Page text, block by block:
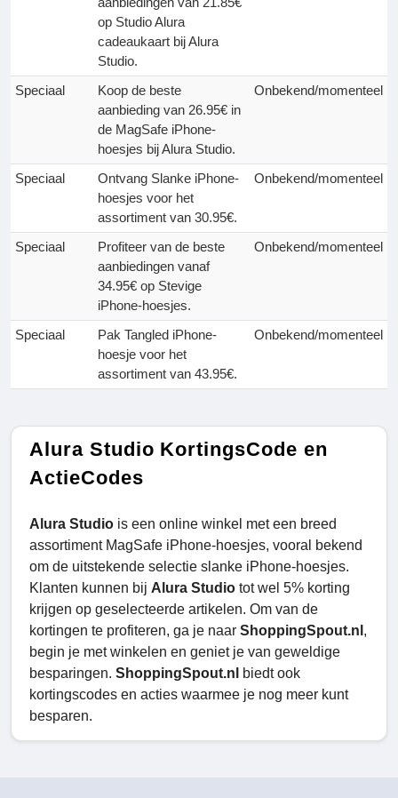
op Studio Alura
cadeaukaart bij Alura
Studio.
Speciaal
Koop de beste
aanbieding van 26.95€ in
de MagSafe iPhone-
hoesjes bij Alura Studio.
Onbekend/momenteel
Speciaal
Ontvang Slanke iPhone-
hoesjes voor het
assortiment van 30.95€.
Onbekend/momenteel
Speciaal
Profiteer van de beste
aanbiedingen vanaf
34.95€ op Stevige
iPhone-hoesjes.
Onbekend/momenteel
Speciaal
Pak Tangled iPhone-
hoesje voor het
assortiment van 43.95€.
Onbekend/momenteel
Alura Studio KortingsCode en
ActieCodes
Alura Studio is een online winkel met een breed
assortiment MagSafe iPhone-hoesjes, vooral bekend
om de uitstekende selectie slanke iPhone-hoesjes.
Klanten kunnen bij Alura Studio tot wel 5% korting
krijgen op geselecteerde artikelen. Om van de
kortingen te profiteren, ga je naar ShoppingSpout.nl ,
begin je met winkelen en geniet je van geweldige
besparingen. ShoppingSpout.nl
biedt ook
kortingscodes en acties waarmee je nog meer kunt
besparen.